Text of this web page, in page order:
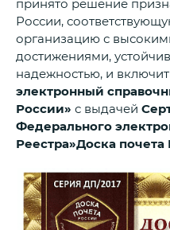
принято решение
России,
организацию с
достижениями,
надежностью, и
электронный
России» с выдачей
Федерального
Реестра»Доска почета